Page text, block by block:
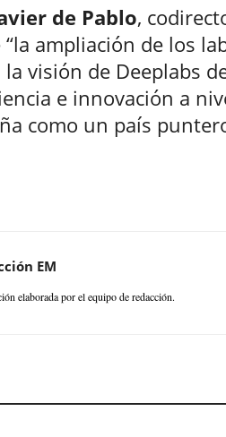
de Pablo,
ampliación de los
la visión de Deeplabs
e innovación a
como un país
EM
elaborada por el equipo de redacción.